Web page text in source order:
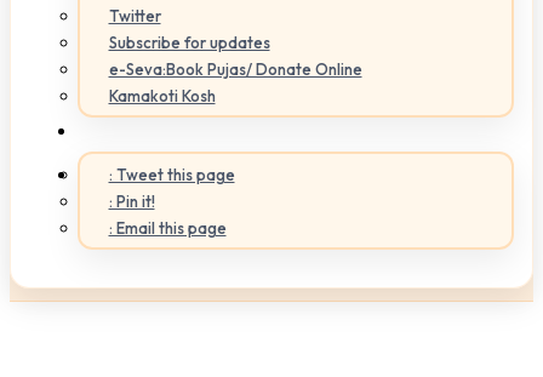
Twitter
Subscribe for updates
e-Seva:Book Pujas/ Donate Online
Kamakoti Kosh
: Tweet this page
: Pin it!
: Email this page